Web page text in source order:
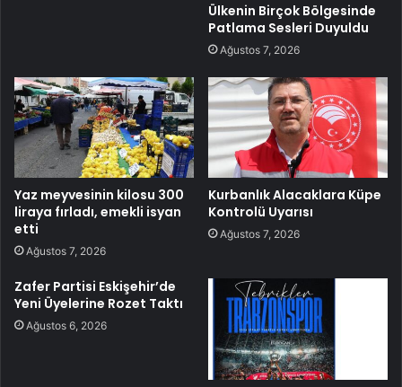
Ülkenin Birçok Bölgesinde
Patlama Sesleri Duyuldu
Ağustos 7, 2026
Yaz meyvesinin kilosu 300
liraya fırladı, emekli isyan
etti
Ağustos 7, 2026
Kurbanlık Alacaklara Küpe
Kontrolü Uyarısı
Ağustos 7, 2026
Zafer Partisi Eskişehir’de
Yeni Üyelerine Rozet Taktı
Ağustos 6, 2026